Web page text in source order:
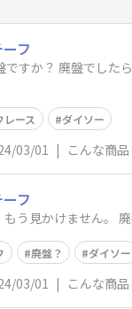
フ
で気に入ってます よろしく
レース ダイソー
03/01 | こんな商
フ
う見かけません。
廃盤？ ダイソー
03/01 | こんな商